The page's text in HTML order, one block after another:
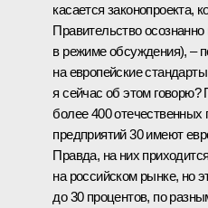
касается законопроекта,
Правительство
в режиме обсуждения), –
на европейские
я сейчас об этом
более 400 отечественных
предприятий 30 имеют
Правда, на них
на российском рынке, но
до 30 процентов, по